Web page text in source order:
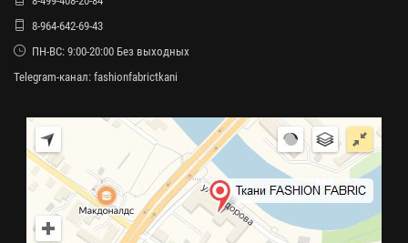
8-964-642-69-43
ПН-ВС: 9:00-20:00 Без выходных
Telegram-канал: fashionfabrictkani